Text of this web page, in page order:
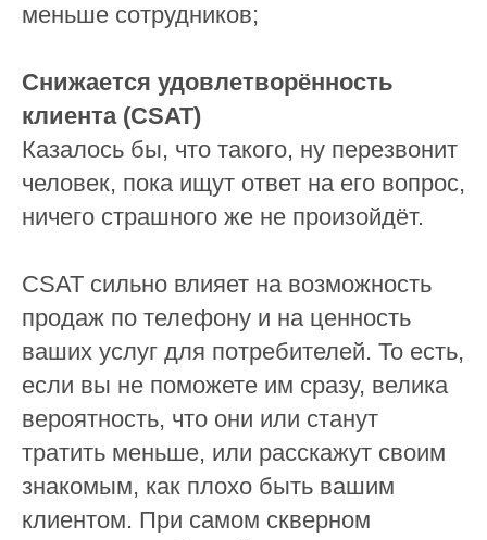
меньше сотрудников;
Снижается удовлетворённость
клиента (CSAT)
Казалось бы, что такого, ну перезвонит
человек, пока ищут ответ на его вопрос,
ничего страшного же не произойдёт.
CSAT сильно влияет на возможность
продаж по телефону и на ценность
ваших услуг для потребителей. То есть,
если вы не поможете им сразу, велика
вероятность, что они или станут
тратить меньше, или расскажут своим
знакомым, как плохо быть вашим
клиентом. При самом скверном